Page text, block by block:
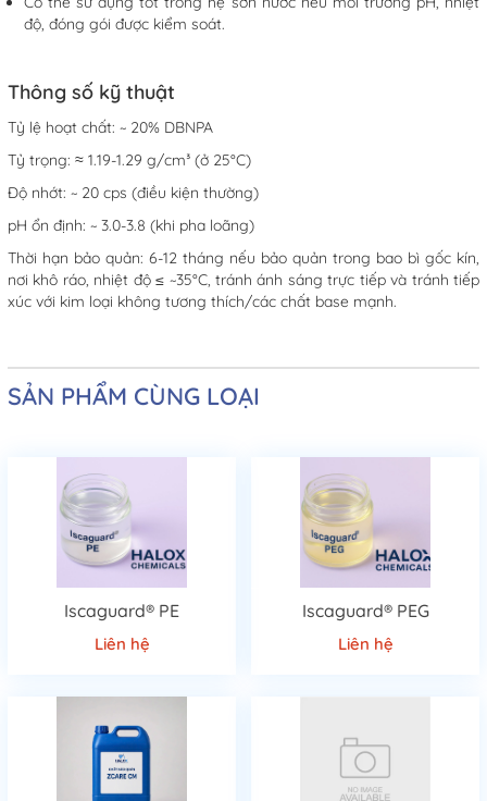
độ, đóng gói được kiểm soát.
Thông số kỹ thuật
Tỷ lệ hoạt chất: ~ 20% DBNPA
Tỷ trọng: ≈ 1.19-1.29 g/cm³ (ở 25°C)
Độ nhớt: ~ 20 cps (điều kiện thường)
pH ổn định: ~ 3.0-3.8 (khi pha loãng)
Thời hạn bảo quản: 6-12 tháng nếu bảo quản trong bao bì gốc kín,
nơi khô ráo, nhiệt độ ≤ ~35°C, tránh ánh sáng trực tiếp và tránh tiếp
xúc với kim loại không tương thích/các chất base mạnh.
SẢN PHẨM CÙNG LOẠI
Iscaguard® PE
Liên hệ
Iscaguard® PEG
Liên hệ